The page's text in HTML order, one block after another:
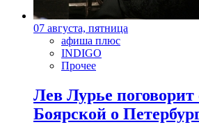
07 августа, пятница
афиша плюс
INDIGO
Прочее
Лев Лурье
Боярской о